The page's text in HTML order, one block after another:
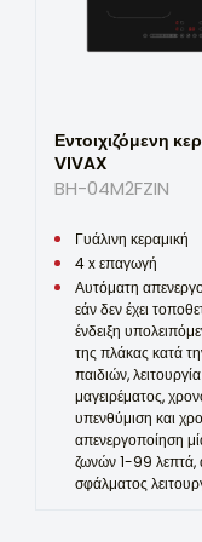
Ηλεκτρική ανάφλεξη
2300 / 2600 (Bost)
Ισχύς κάτω αριστερής
Ισχύς πάνω δεξιά
1800 / 2000 (Bost)
Ισχύς κάτω δεξιάς
1800 / 2000 (Bost)
Διάμετρος πάνω
Διάμετρος κάτω
Η γνώμη σας...
Alternative:
Εντοιχιζόμενη
VIVAX
BH-04M2FZIN
Γυάλινη κεραμική
4 x επαγωγή
Αυτόματη
εάν δεν έχει
ένδειξη
της πλάκας κατά
παιδιών,
μαγειρέματος,
υπενθύμιση και
απενεργοποίηση
ζωνών 1-99 λεπτά,
σφάλματος